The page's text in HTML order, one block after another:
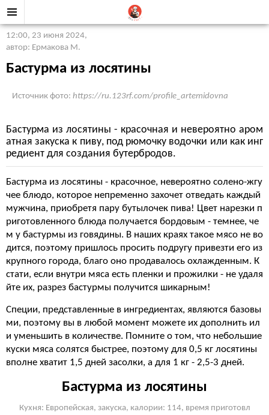
12:00, 23 июня 2024,
автор: Ермакова М.
Бастурма из лосятины
Источник фото: https://ru.123rf.com/profile_artemidovna
Бастурма из лосятины - красочная и невероятно аром
атная закуска к пиву, под рюмочку водочки или как инг
редиент для создания бутербродов.
Бастурма из лосятины - красочное, невероятно солено-жгу
чее блюдо, которое непременно захочет отведать каждый
мужчина, приобретя пару бутылочек пива! Цвет нарезки п
риготовленного блюда получается бордовым - темнее, че
м у бастурмы из говядины. В наших краях такое мясо не во
дится, поэтому пришлось просить подругу привезти его из
крупного города, благо оно продавалось охлажденным. К
стати, если внутри мяса есть пленки и прожилки - не удаля
йте их, разрез бастурмы получится шикарным!
Специи, представленные в ингредиентах, являются базовы
ми, поэтому вы в любой момент можете их дополнить ил
и уменьшить в количестве. Помните о том, что небольшие
куски мяса солятся быстрее, поэтому для 0,5 кг лосятины
вполне хватит 1,5 дней засолки, а для 1 кг - 2,5-3 дней.
Бастурма из лосятины
Кухня: Европейская, закуска, калории: 114, время приготовл